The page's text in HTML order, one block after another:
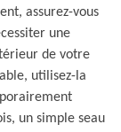
assurez-vous
une
de votre
utilisez-la
un simple seau